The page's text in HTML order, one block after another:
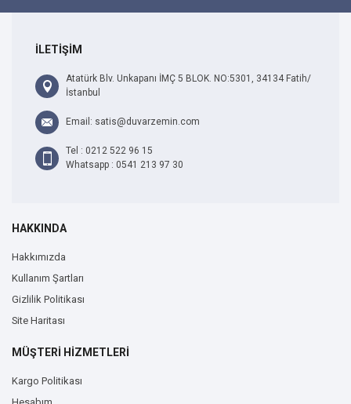
İLETİŞİM
Atatürk Blv. Unkapanı İMÇ 5 BLOK. NO:5301, 34134 Fatih/
İstanbul
Email: satis@duvarzemin.com
Tel : 0212 522 96 15
Whatsapp : 0541 213 97 30
HAKKINDA
Hakkımızda
Kullanım Şartları
Gizlilik Politikası
Site Haritası
MÜŞTERİ HİZMETLERİ
Kargo Politikası